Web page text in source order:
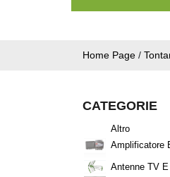
Home Page /
CATEGORIE
Altro
Amplificatore
Antenne TV